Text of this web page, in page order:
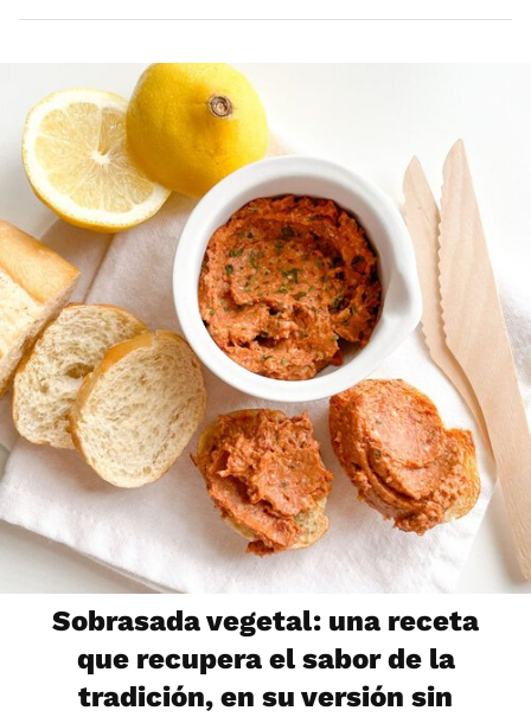
Sobrasada vegetal: una receta
que recupera el sabor de la
tradición, en su versión sin